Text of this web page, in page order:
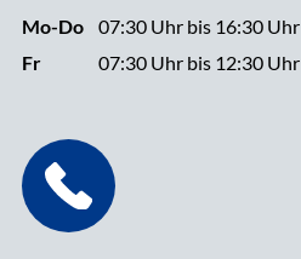
Mo-Do
Fr
07:30 Uhr bis 16:30 Uhr
07:30 Uhr bis 12:30 Uhr